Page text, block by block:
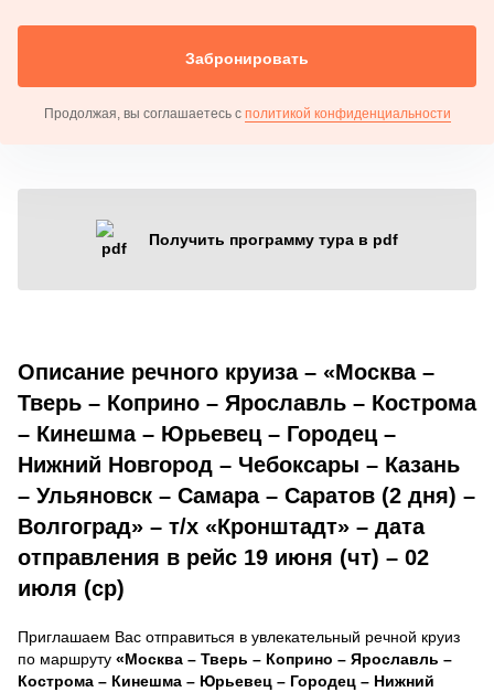
Забронировать
Продолжая, вы соглашаетесь с политикой конфиденциальности
Получить программу тура в pdf
Описание речного круиза – «Москва –
Тверь – Коприно – Ярославль – Кострома
– Кинешма – Юрьевец – Городец –
Нижний Новгород – Чебоксары – Казань
– Ульяновск – Самара – Саратов (2 дня) –
Волгоград» – т/х «Кронштадт» – дата
отправления в рейс 19 июня (чт) – 02
июля (ср)
Приглашаем Вас отправиться в увлекательный речной круиз
по маршруту «Москва – Тверь – Коприно – Ярославль –
Кострома – Кинешма – Юрьевец – Городец – Нижний